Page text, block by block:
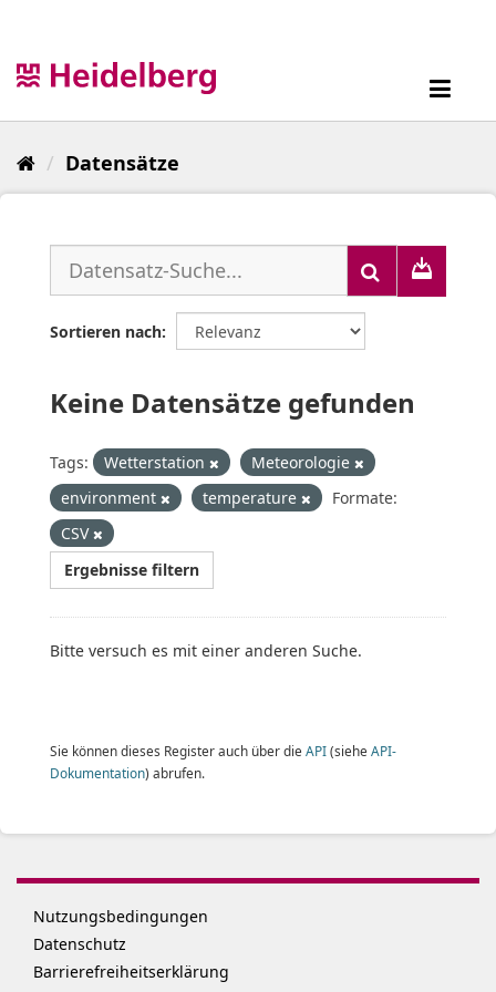
Datensätze
Sortieren nach
Keine Datensätze gefunden
Tags: Wetterstation
Meteorologie
environment
temperature
Formate:
CSV
Ergebnisse filtern
Bitte versuch es mit einer anderen Suche.
Sie können dieses Register auch über die API(siehe API-
Dokumentation) abrufen.
Nutzungsbedingungen
Datenschutz
Barrierefreiheitserklärung